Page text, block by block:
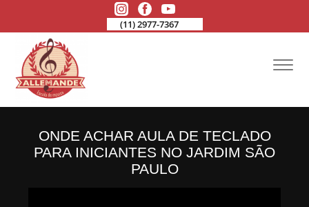
(11) 2977-7367
ONDE ACHAR AULA DE TECLADO
PARA INICIANTES NO JARDIM SÃO
PAULO